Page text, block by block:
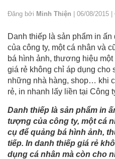
Đăng bởi Minh Thiện | 06/08/2015 |
Danh thiếp là sản phẩm in
của công ty, một cá nhân và
bá hình ảnh, thương hiệu
giá rẻ không chỉ áp dụng cho
những nhà hàng, shop… khi
rẻ, in nhanh lấy liền tại Công
Danh thiếp là sản phẩm in
tượng của công ty, một cá
cụ để quảng bá hình ảnh,
tiếp. In danh thiếp giá rẻ
dụng cá nhân mà còn cho